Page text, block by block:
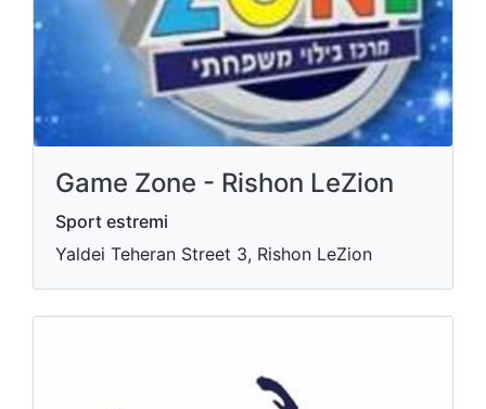
Game Zone - Rishon LeZion
Sport estremi
Yaldei Teheran Street 3, Rishon LeZion